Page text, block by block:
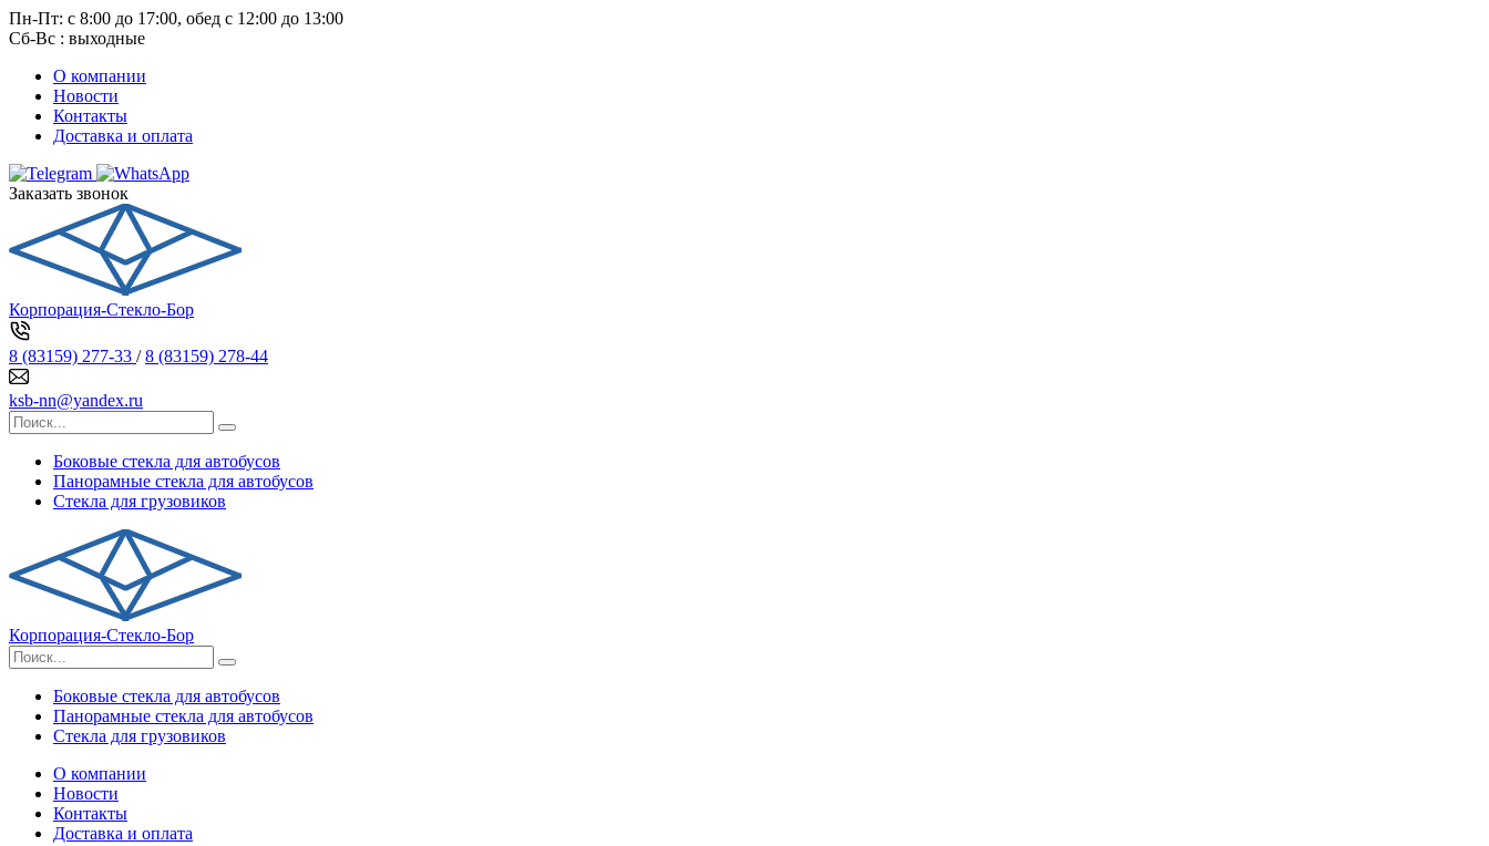
Пн-Пт: с 8:00 до 17:00, обед с 12:00 до 13:00
Сб-Вс : выходные
О компании
Новости
Контакты
Доставка и оплата
Заказать звонок
Корпорация-Стекло-Бор
8 (83159) 277-33 /8 (83159) 278-44
ksb-nn@yandex.ru
Боковые стекла для автобусов
Панорамные стекла для автобусов
Стекла для грузовиков
Корпорация-Стекло-Бор
Боковые стекла для автобусов
Панорамные стекла для автобусов
Стекла для грузовиков
О компании
Новости
Контакты
Доставка и оплата